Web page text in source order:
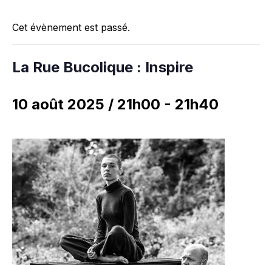
Cet évènement est passé.
La Rue Bucolique : Inspire
10 août 2025 / 21h00 - 21h40